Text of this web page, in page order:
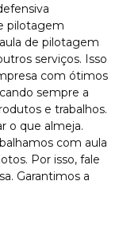
pilotagem
de pilotagem
serviços. Isso
com ótimos
sempre a
e trabalhos.
o que almeja.
com aula
Por isso, fale
Garantimos a